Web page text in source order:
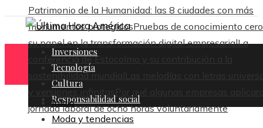
Patrimonio de la Humanidad: las 8 ciudades con más
monumentos protegidosPruebas de conocimiento
su papel en la transformación digital empresarialLa
conferencia de Estocolmo y su contribución a la
sostenibilidad mundial
Las melodías con letras
y versiones infinitas
Por qué algunas empresas
jornada laboral de ocho horas voluntariamente
Inversiones
Tecnología
Cultura
Responsabilidad social
Inicio
Moda y tendencias